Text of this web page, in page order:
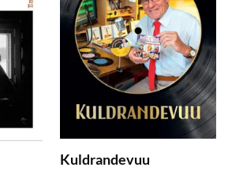
Kuldrandevuu